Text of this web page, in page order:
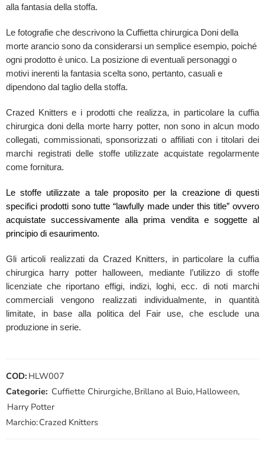
alla fantasia della stoffa.
Le fotografie che descrivono la Cuffietta chirurgica Doni della
morte arancio sono da considerarsi un semplice esempio, poiché
ogni prodotto è unico. La posizione di eventuali personaggi o
motivi inerenti la fantasia scelta sono, pertanto, casuali e
dipendono dal taglio della stoffa.
Crazed Knitters e i prodotti che realizza, in particolare la cuffia
chirurgica doni della morte harry potter, non sono in alcun modo
collegati, commissionati, sponsorizzati o affiliati con i titolari dei
marchi registrati delle stoffe utilizzate acquistate regolarmente
come fornitura.
Le stoffe utilizzate a tale proposito per la creazione di questi
specifici prodotti sono tutte “lawfully made under this title” ovvero
acquistate successivamente alla prima vendita e soggette al
principio di esaurimento.
Gli articoli realizzati da Crazed Knitters, in particolare la cuffia
chirurgica harry potter halloween, mediante l’utilizzo di stoffe
licenziate che riportano effigi, indizi, loghi, ecc. di noti marchi
commerciali vengono realizzati individualmente, in quantità
limitate, in base alla politica del Fair use, che esclude una
produzione in serie.
COD: HLW007
Categorie: Cuffiette Chirurgiche,Brillano al Buio,Halloween,
Harry Potter
Marchio:Crazed Knitters